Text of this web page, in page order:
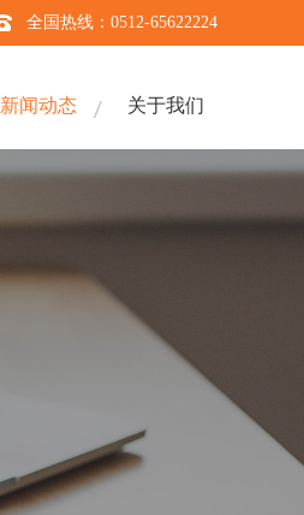
全国热线：0512-65622224
新闻动态 关于我们